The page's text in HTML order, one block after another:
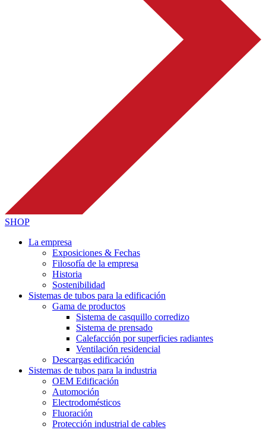
SHOP
La empresa
Exposiciones & Fechas
Filosofía de la empresa
Historia
Sostenibilidad
Sistemas de tubos para la edificación
Gama de productos
Sistema de casquillo corredizo
Sistema de prensado
Calefacción por superficies radiantes
Ventilación residencial
Descargas edificación
Sistemas de tubos para la industria
OEM Edificación
Automoción
Electrodomésticos
Fluoración
Protección industrial de cables